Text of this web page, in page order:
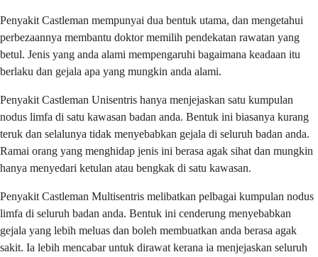
Penyakit Castleman mempunyai dua bentuk utama, dan mengetahui
perbezaannya membantu doktor memilih pendekatan rawatan yang
betul. Jenis yang anda alami mempengaruhi bagaimana keadaan itu
berlaku dan gejala apa yang mungkin anda alami.
Penyakit Castleman Unisentris hanya menjejaskan satu kumpulan
nodus limfa di satu kawasan badan anda. Bentuk ini biasanya kurang
teruk dan selalunya tidak menyebabkan gejala di seluruh badan anda.
Ramai orang yang menghidap jenis ini berasa agak sihat dan mungkin
hanya menyedari ketulan atau bengkak di satu kawasan.
Penyakit Castleman Multisentris melibatkan pelbagai kumpulan nodus
limfa di seluruh badan anda. Bentuk ini cenderung menyebabkan
gejala yang lebih meluas dan boleh membuatkan anda berasa agak
sakit. Ia lebih mencabar untuk dirawat kerana ia menjejaskan seluruh